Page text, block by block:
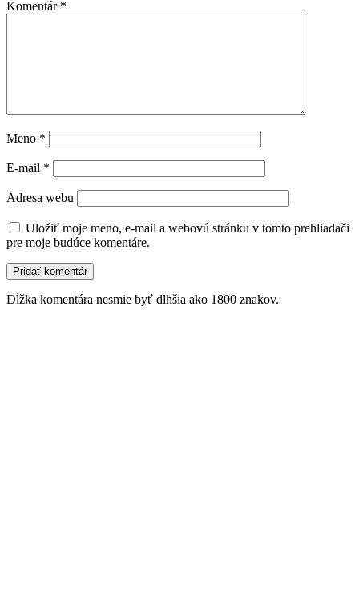
Komentár *
Meno *
E-mail *
Adresa webu
Uložiť moje meno, e-mail a webovú stránku v tomto prehliadači
pre moje budúce komentáre.
Dĺžka komentára nesmie byť dlhšia ako 1800 znakov.